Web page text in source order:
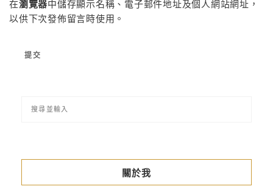
在瀏覽器中儲存顯示名稱、電子郵件地址及個人網站網址，
以供下次發佈留言時使用。
關於我